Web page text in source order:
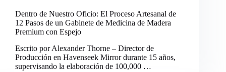
Dentro de Nuestro Oficio: El Proceso Artesanal de
12 Pasos de un Gabinete de Medicina de Madera
Premium con Espejo
Escrito por Alexander Thorne – Director de
Producción en Havenseek Mirror durante 15 años,
supervisando la elaboración de 100,000 …